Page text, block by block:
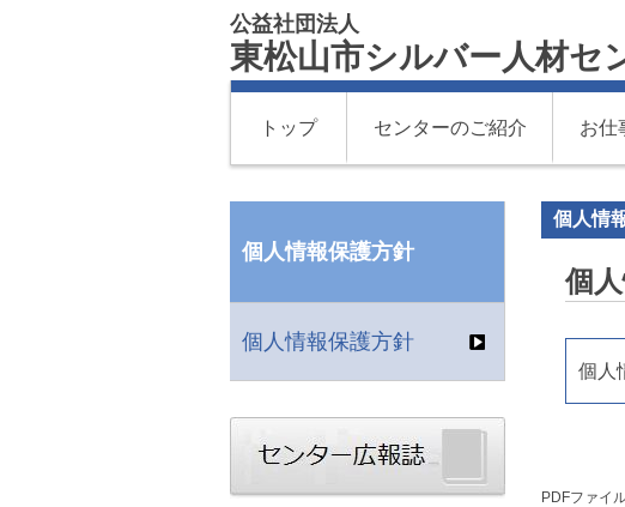
公益社団法人
東松山市シルバー人材セ
トップ センターのご紹介 お仕
個人情
個
個人
PDFファイ
個人情報保護方針
個人情報保護方針